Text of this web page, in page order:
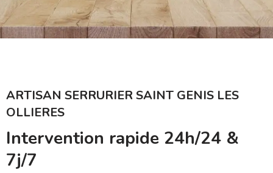
ARTISAN SERRURIER SAINT GENIS LES
OLLIERES
Intervention rapide 24h/24 &
7j/7